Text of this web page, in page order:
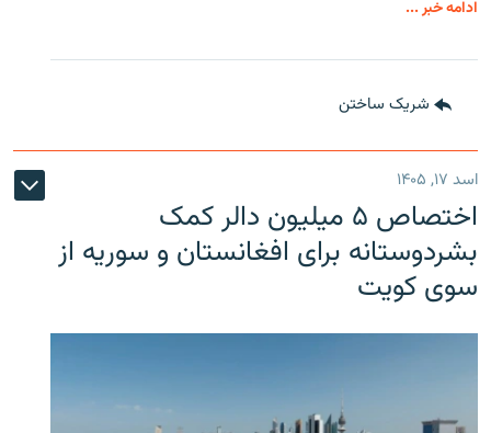
ادامه خبر ...
شریک ساختن
اسد ۱۷, ۱۴۰۵
اختصاص ۵ میلیون دالر کمک
بشردوستانه برای افغانستان و سوریه از
سوی کویت